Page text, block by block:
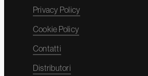
Privacy Policy
Cookie Policy
Contatti
Distributori